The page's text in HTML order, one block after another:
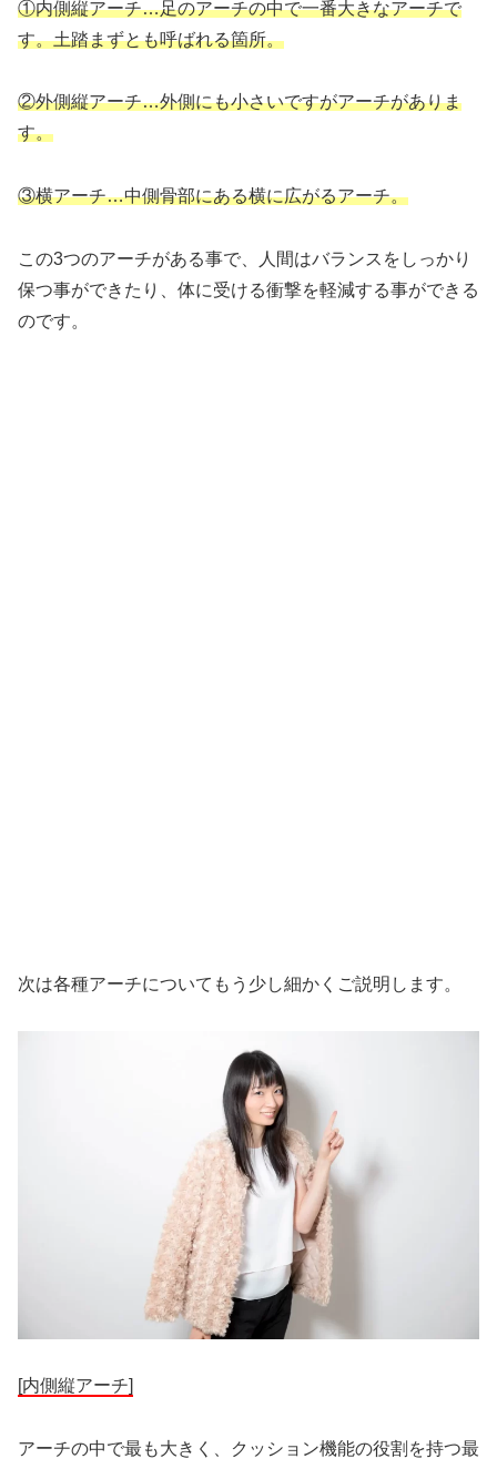
①内側縦アーチ…足のアーチの中で一番大きなアーチで
す。土踏まずとも呼ばれる箇所。
②外側縦アーチ…外側にも小さいですがアーチがありま
す。
③横アーチ…中側骨部にある横に広がるアーチ。
この3つのアーチがある事で、人間はバランスをしっかり
保つ事ができたり、体に受ける衝撃を軽減する事ができる
のです。
次は各種アーチについてもう少し細かくご説明します。
[内側縦アーチ]
アーチの中で最も大きく、クッション機能の役割を持つ最